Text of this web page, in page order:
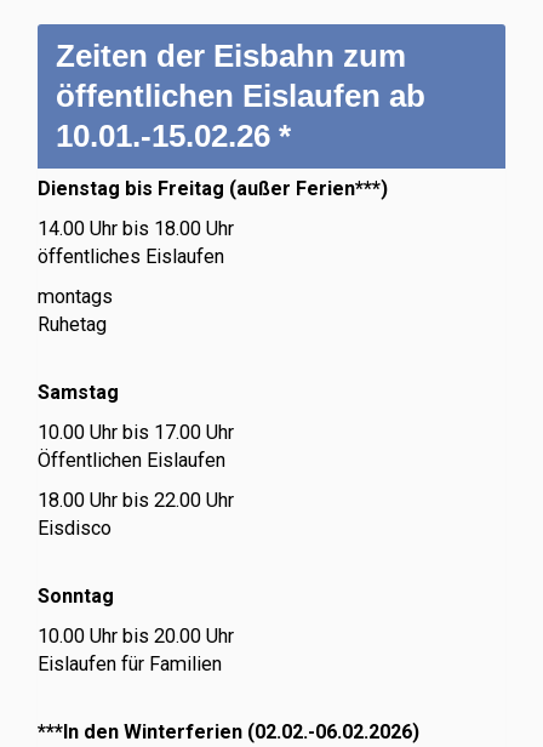
Zeiten der Eisbahn zum
öffentlichen Eislaufen ab
10.01.-15.02.26 *
Dienstag bis Freitag (außer Ferien***)
14.00 Uhr bis 18.00 Uhr
öffentliches Eislaufen
montags
Ruhetag
Samstag
10.00 Uhr bis 17.00 Uhr
Öffentlichen Eislaufen
18.00 Uhr bis 22.00 Uhr
Eisdisco
Sonntag
10.00 Uhr bis 20.00 Uhr
Eislaufen für Familien
***In den Winterferien (02.02.-06.02.2026)